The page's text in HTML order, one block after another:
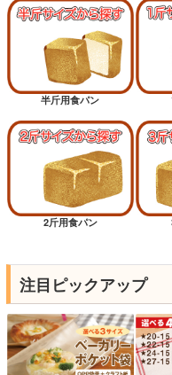
半斤用食パン
2斤用食パン
注目ピックアップ